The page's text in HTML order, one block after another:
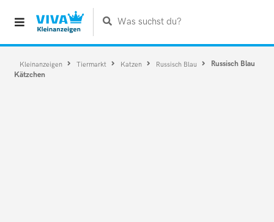
Was suchst du?
Kleinanzeigen Tiermarkt Katzen Russisch Blau
Russisch Blau
Kätzchen